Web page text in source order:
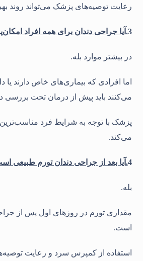
رعایت توصیه‌های پزشک می‌تواند روند
3.آیا جراحی دندان برای همه افراد
در بیشتر موارد بله.
اما افرادی که بیماری‌های خاص دارند
می‌کنند باید پیش از درمان تحت بررسی
پزشک با توجه به شرایط فرد مناسب‌ترین
می‌کند.
4.آیا بعد از جراحی دندان تورم طبیعی
بله.
مقداری تورم در روزهای اول پس از
است.
استفاده از کمپرس سرد و رعایت